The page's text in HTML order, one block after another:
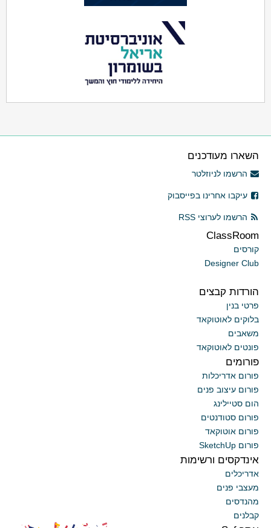
השארו מעודכנים
הרשמו לניוזלטר
עיקבו אחרינו בפייסבוק
הרשמו לערוצי RSS
ClassRoom
קורסים
Designer Club
הורדות קבצים
פרטי בנין
בלוקים לאוטוקאד
משאבים
פונטים לאוטוקאד
פורומים
פורום אדריכלות
פורום עיצוב פנים
הום סטיילינג
פורום סטודנטים
פורום אוטוקאד
פורום SketchUp
אינדקסים ורשימות
אדריכלים
מעצבי פנים
מהנדסים
קבלנים